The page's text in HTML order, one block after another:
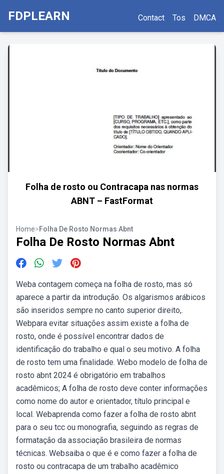
FDPLEARN Contact Tos DMCA
Folha de rosto ou Contracapa nas normas
ABNT – FastFormat
Home>Folha De Rosto Normas Abnt
Folha De Rosto Normas Abnt
Weba contagem começa na folha de rosto, mas só
aparece a partir da introdução. Os algarismos arábicos
são inseridos sempre no canto superior direito,.
Webpara evitar situações assim existe a folha de
rosto, onde é possível encontrar dados de
identificação do trabalho e qual o seu motivo. A folha
de rosto tem uma finalidade. Webo modelo de folha de
rosto abnt 2024 é obrigatório em trabalhos
acadêmicos; A folha de rosto deve conter informações
como nome do autor e orientador, título principal e
local. Webaprenda como fazer a folha de rosto abnt
para o seu tcc ou monografia, seguindo as regras de
formatação da associação brasileira de normas
técnicas. Websaiba o que é e como fazer a folha de
rosto ou contracapa de um trabalho acadêmico